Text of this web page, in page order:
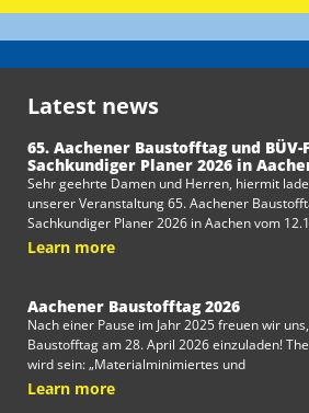
Latest news
65. Aachener Baustofftag und
Sachkundiger Planer 2026 in
Sehr geehrte Damen und Herren, hiermit
unserer Veranstaltung 65. Aachener
Sachkundiger Planer 2026 in Aachen vom
Learn more
Aachener Baustofftag 2026
Nach einer Pause im Jahr 2025 freuen wir
Baustofftag am 28. April 2026 einzuladen!
wird sein: „Materialminimiertes und
Learn more